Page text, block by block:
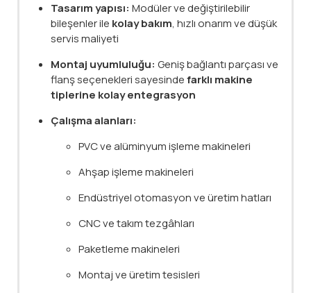
Tasarım yapısı: Modüler ve değiştirilebilir
bileşenler ile kolay bakım, hızlı onarım ve düşük
servis maliyeti
Montaj uyumluluğu: Geniş bağlantı parçası ve
flanş seçenekleri sayesindefarklı makine
tiplerine kolay entegrasyon
Çalışma alanları:
PVC ve alüminyum işleme makineleri
Ahşap işleme makineleri
Endüstriyel otomasyon ve üretim hatları
CNC ve takım tezgâhları
Paketleme makineleri
Montaj ve üretim tesisleri